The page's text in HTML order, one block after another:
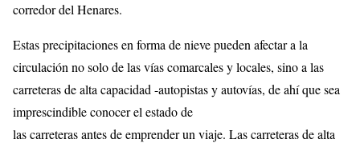
corredor del Henares.
Estas precipitaciones en forma de nieve pueden afectar a la
circulación no solo de las vías comarcales y locales, sino a las
carreteras de alta capacidad -autopistas y autovías, de ahí que sea
imprescindible conocer el estado de
las carreteras antes de emprender un viaje. Las carreteras de alta